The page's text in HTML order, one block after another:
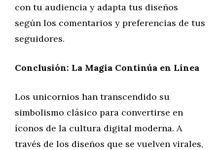
con tu audiencia y adapta tus diseños
según los comentarios y preferencias de tus
seguidores.
Conclusión: La Magia Continúa en Línea
Los unicornios han transcendido su
simbolismo clásico para convertirse en
íconos de la cultura digital moderna. A
través de los diseños que se vuelven virales,